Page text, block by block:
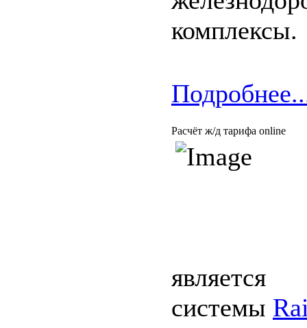
комплексы.
Расчёт ж/д тарифа online
является
системы